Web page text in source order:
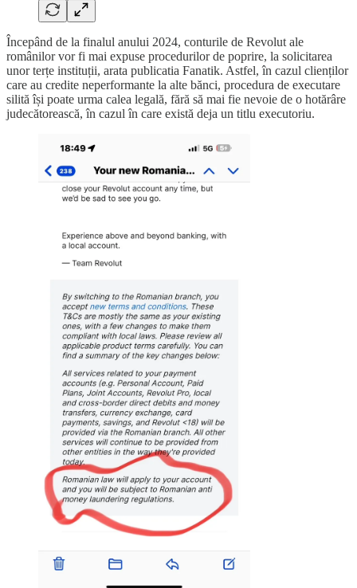
Începând de la finalul anului 2024, conturile de Revolut ale
românilor vor fi mai expuse procedurilor de poprire, la solicitarea
unor terțe instituții, arata publicatia Fanatik. Astfel, în cazul clienților
care au credite neperformante la alte bănci, procedura de executare
silită își poate urma calea legală, fără să mai fie nevoie de o hotărâre
judecătorească, în cazul în care există deja un titlu executoriu.